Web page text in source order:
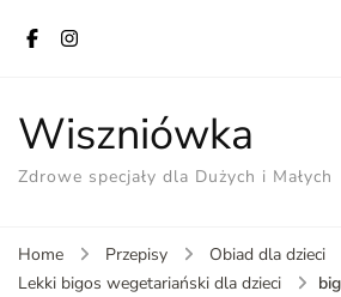
Wiszniówka
Zdrowe specjały dla Dużych i Małych
Home Przepisy
Obiad dla dzieci
Lekki bigos wegetariański dla dzieci